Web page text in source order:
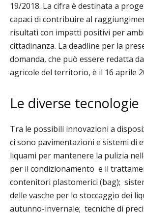
19/2018. La cifra è destinata a
capaci di contribuire al
risultati con impatti positivi per
cittadinanza. La deadline per la
domanda, che può essere redatta
agricole del territorio, è il 16 aprile
Le diverse tecnologie
Tra le possibili innovazioni a
ci sono pavimentazioni e sistemi di
liquami per mantenere la pulizia
per il condizionamento e il
contenitori plastomerici (bag);
delle vasche per lo stoccaggio dei
autunno-invernale; tecniche di